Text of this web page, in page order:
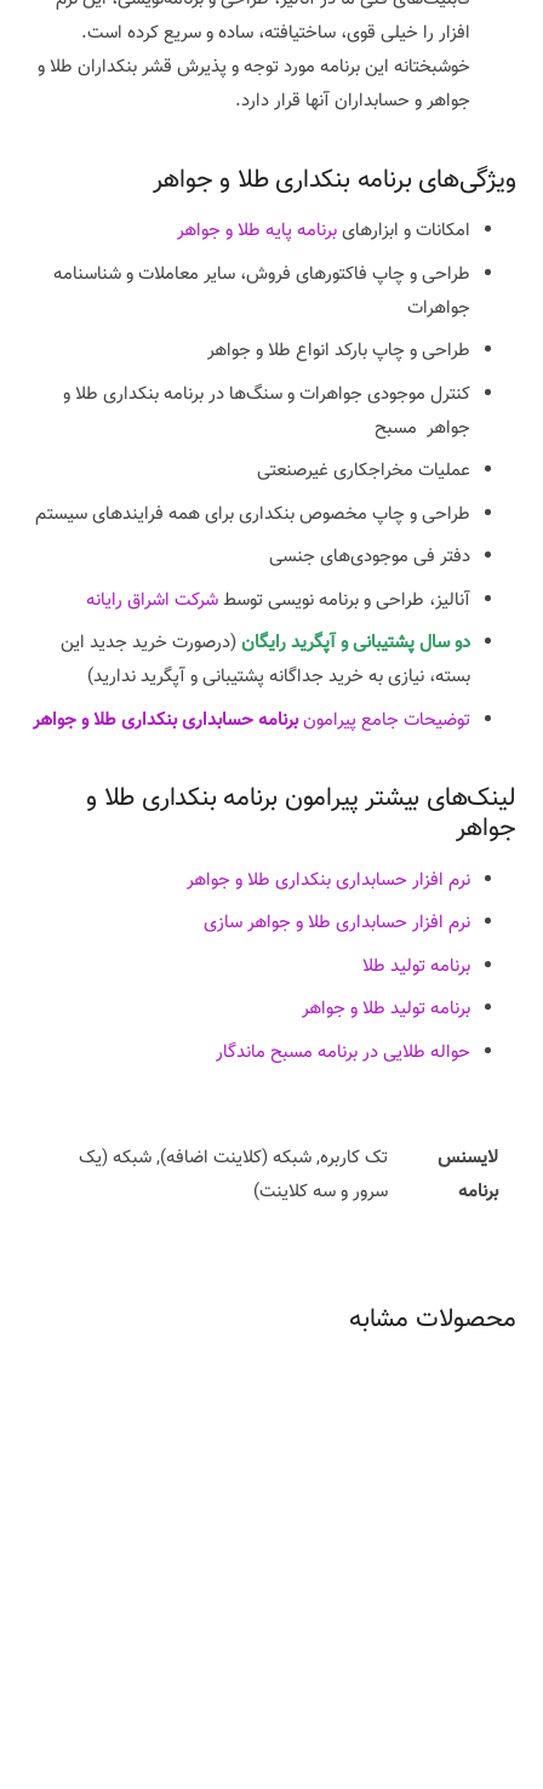
افزار را خیلی قوی، ساختیافته، ساده و سریع کرده است.
خوشبختانه این برنامه مورد توجه و پذیرش قشر بنکداران طلا و
جواهر و حسابداران آنها قرار دارد.
ویژگی‌های برنامه‌ بنکداری طلا و جواهر
امکانات و ابزارهایبرنامه پایه طلا و جواهر
طراحی و چاپ فاکتورهای فروش، سایر معاملات و شناسنامه
جواهرات
طراحی و چاپ بارکد انواع طلا و جواهر
کنترل موجودی جواهرات و سنگ‌ها در برنامه‌ بنکداری طلا و
جواهر مسبح
عملیات مخراجکاری غیرصنعتی
طراحی و چاپ مخصوص بنکداری برای همه فرایندهای سیستم
دفتر فی موجودی‌های جنسی
آنالیز، طراحی و برنامه نویسی توسطشرکت اشراق رایانه
دو سال پشتیبانی و آپگرید رایگان(درصورت خرید جدید این
بسته، نیازی به خرید جداگانه پشتیبانی و آپگرید ندارید)
توضیحات جامع پیرامونبرنامه حسابداری بنکداری طلا و جواهر
لینک‌های بیشتر پیرامون برنامه‌ بنکداری طلا و
جواهر
نرم افزار حسابداری بنکداری طلا و جواهر
نرم افزار حسابداری طلا و جواهر سازی
برنامه‌ ‌تولید طلا
برنامه‌ ‌تولید طلا و جواهر
حواله طلایی در برنامه مسبح ماندگار
لایسنس
برنامه
تک کاربره, شبکه (کلاینت اضافه), شبکه (یک
سرور و سه کلاینت)
محصولات مشابه